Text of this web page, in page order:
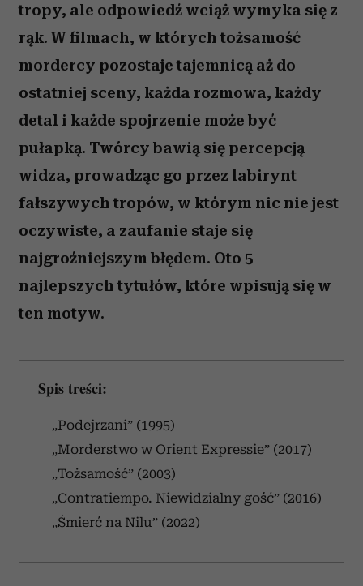
tropy, ale odpowiedź wciąż wymyka się z
rąk. W filmach, w których tożsamość
mordercy pozostaje tajemnicą aż do
ostatniej sceny, każda rozmowa, każdy
detal i każde spojrzenie może być
pułapką. Twórcy bawią się percepcją
widza, prowadząc go przez labirynt
fałszywych tropów, w którym nic nie jest
oczywiste, a zaufanie staje się
najgroźniejszym błędem. Oto 5
najlepszych tytułów, które wpisują się w
ten motyw.
Spis treści:
„Podejrzani” (1995)
„Morderstwo w Orient Expressie” (2017)
„Tożsamość” (2003)
„Contratiempo. Niewidzialny gość” (2016)
„Śmierć na Nilu” (2022)